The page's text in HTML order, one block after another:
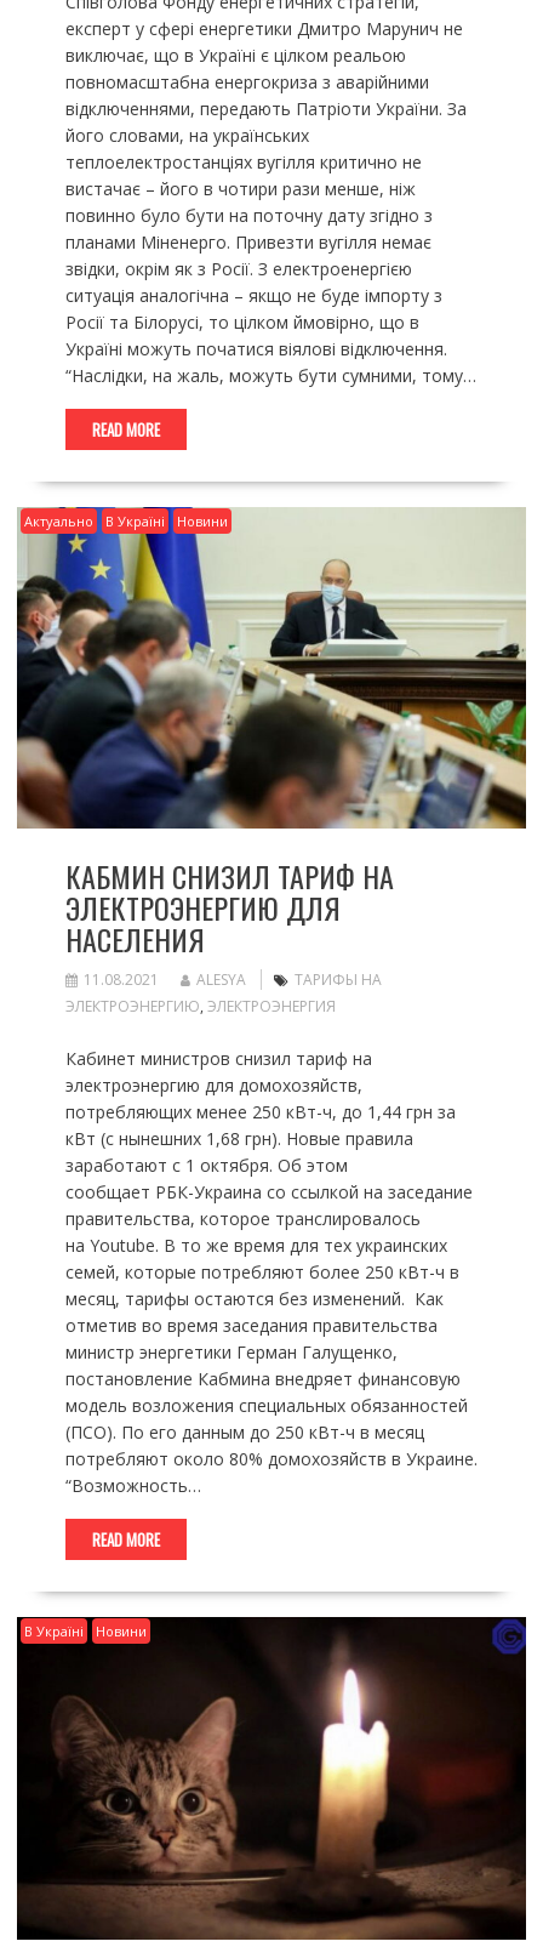
експерт у сфері енергетики Дмитро Марунич не
виключає, що в Україні є цілком реальою
повномасштабна енергокриза з аварійними
відключеннями, передають Патріоти України. За
його словами, на українських
теплоелектростанціях вугілля критично не
вистачає – його в чотири рази менше, ніж
повинно було бути на поточну дату згідно з
планами Міненерго. Привезти вугілля немає
звідки, окрім як з Росії. З електроенергією
ситуація аналогічна – якщо не буде імпорту з
Росії та Білорусі, то цілком ймовірно, що в
Україні можуть початися віялові відключення.
“Наслідки, на жаль, можуть бути сумними, тому…
READ MORE
Актуально В Україні Новини
КАБМИН СНИЗИЛ ТАРИФ НА
ЭЛЕКТРОЭНЕРГИЮ ДЛЯ
НАСЕЛЕНИЯ
11.08.2021 ALESYA
ТАРИФЫ НА
ЭЛЕКТРОЭНЕРГИЮ, ЭЛЕКТРОЭНЕРГИЯ
Кабинет министров снизил тариф на
электроэнергию для домохозяйств,
потребляющих менее 250 кВт-ч, до 1,44 грн за
кВт (с нынешних 1,68 грн). Новые правила
заработают с 1 октября. Об этом
сообщает РБК-Украина со ссылкой на заседание
правительства, которое транслировалось
на Youtube. В то же время для тех украинских
семей, которые потребляют более 250 кВт-ч в
месяц, тарифы остаются без изменений. Как
отметив во время заседания правительства
министр энергетики Герман Галущенко,
постановление Кабмина внедряет финансовую
модель возложения специальных обязанностей
(ПСО). По его данным до 250 кВт-ч в месяц
потребляют около 80% домохозяйств в Украине.
“Возможность…
READ MORE
В Україні Новини